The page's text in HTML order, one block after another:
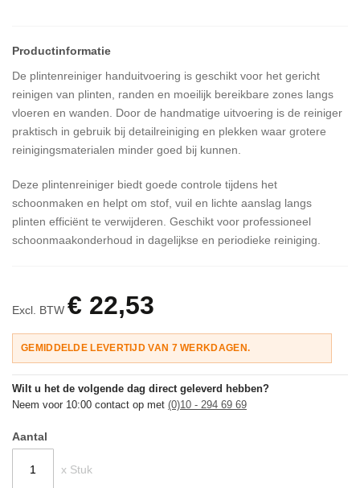
De plintenreiniger handuitvoering is geschikt voor het gericht
reinigen van plinten, randen en moeilijk bereikbare zones langs
vloeren en wanden. Door de handmatige uitvoering is de reiniger
praktisch in gebruik bij detailreiniging en plekken waar grotere
reinigingsmaterialen minder goed bij kunnen.
Deze plintenreiniger biedt goede controle tijdens het
schoonmaken en helpt om stof, vuil en lichte aanslag langs
plinten efficiënt te verwijderen. Geschikt voor professioneel
schoonmaakonderhoud in dagelijkse en periodieke reiniging.
Excl. BTW € 22,53
GEMIDDELDE LEVERTIJD VAN 7 WERKDAGEN.
Wilt u het de volgende dag direct geleverd hebben?
Neem voor 10:00 contact op met (0)10 - 294 69 69
Aantal
x Stuk